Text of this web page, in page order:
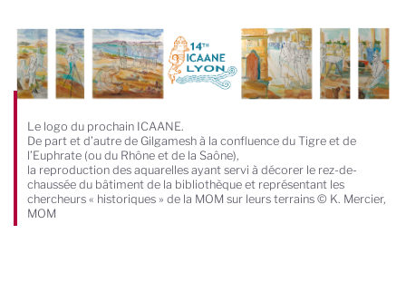
Le logo du prochain ICAANE.
De part et d’autre de Gilgamesh à la confluence du Tigre et de
l’Euphrate (ou du Rhône et de la Saône),
la reproduction des aquarelles ayant servi à décorer le rez-de-
chaussée du bâtiment de la bibliothèque et représentant les
chercheurs « historiques » de la MOM sur leurs terrains © K. Mercier,
MOM